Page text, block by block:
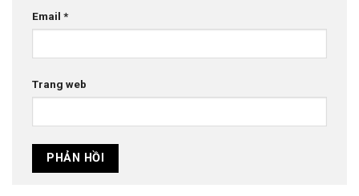
Email *
Trang web